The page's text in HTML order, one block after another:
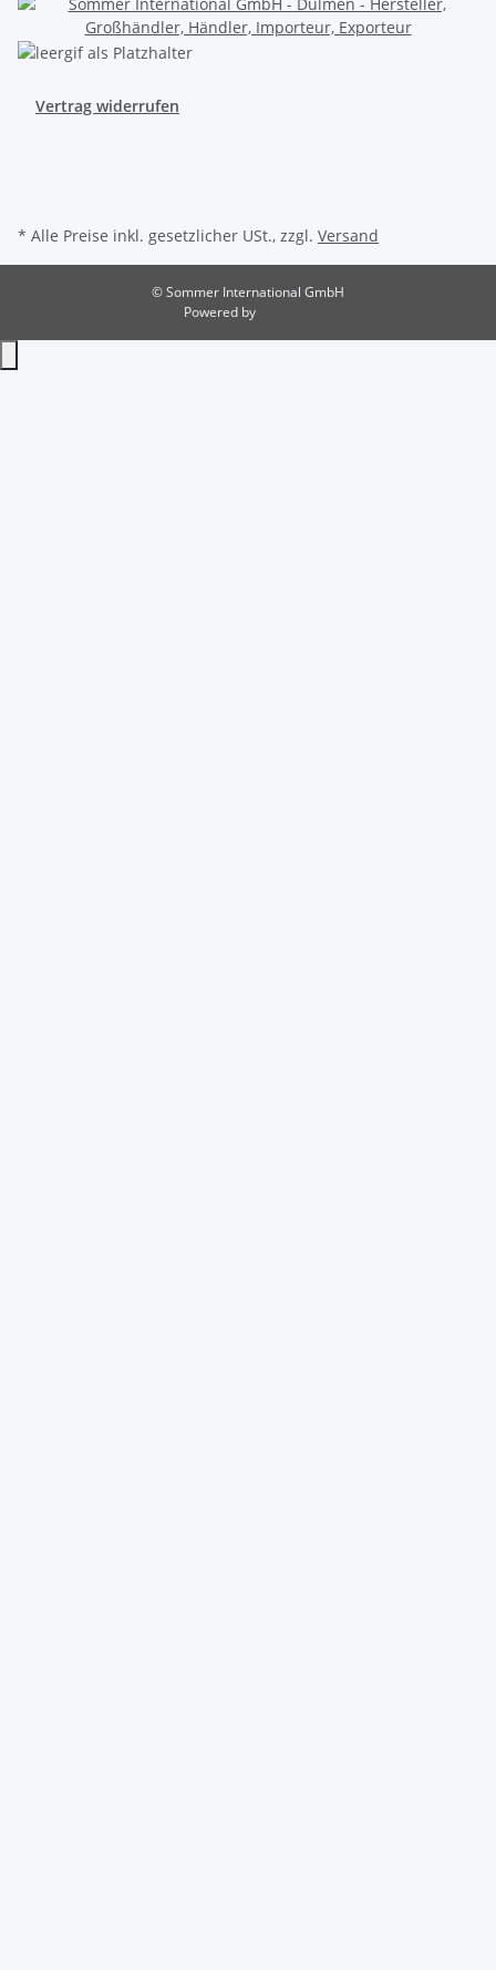
Vertrag widerrufen
* Alle Preise inkl. gesetzlicher USt., zzgl. Versand
© Sommer International GmbH
Powered by